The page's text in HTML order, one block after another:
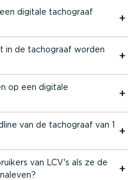
digitale tachograaf
in de tachograaf worden
op een digitale
van de tachograaf van 1
van LCV's als ze de